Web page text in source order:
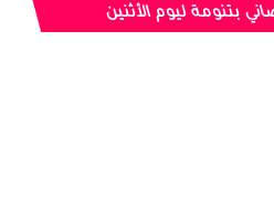
بتنومة ليوم الأثنين